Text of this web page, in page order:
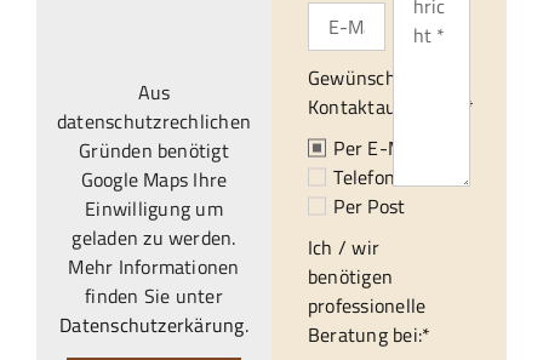
Aus
datenschutzrechlichen
Gründen benötigt
Google Maps Ihre
Einwilligung um
geladen zu werden.
Mehr Informationen
finden Sie unter
Datenschutzerkärung.
Gewünschte
Kontaktaufnahme:*
Per E-Mail
Telefonisch
Per Post
Ich / wir
benötigen
professionelle
Beratung bei:*